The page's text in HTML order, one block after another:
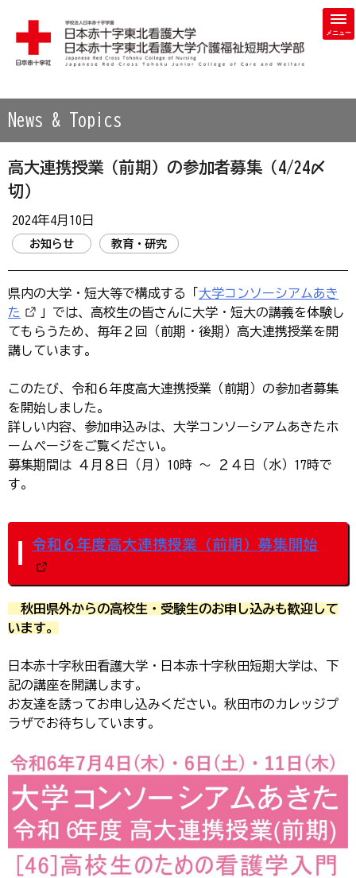
学校法人 日本赤十字学園 日本赤十字東北看護大学・日本赤
News & Topics
高大連携授業（前期）の参加者募集（4/24〆
切）
2024年4月10日
お知らせ 教育・研究
県内の大学・短大等で構成する「 大学コンソーシアムあき
た
」では、高校生の皆さんに大学・短大の講義を体験し
てもらうため、毎年２回（前期・後期）高大連携授業を開
講しています。
このたび、令和６年度高大連携授業（前期）の参加者募集
を開始しました。
詳しい内容、参加申込みは、大学コンソーシアムあきたホ
ームページをご覧ください。
募集期間は ４月８日（月）10時 ～ ２４日（水）17時で
す。
令和６年度高大連携授業（前期）募集開始
秋田県外からの高校生・受験生のお申し込みも歓迎して
います。
日本赤十字秋田看護大学・日本赤十字秋田短期大学は、下
記の講座を開講します。
お友達を誘ってお申し込みください。秋田市のカレッジプ
ラザでお待ちしています。